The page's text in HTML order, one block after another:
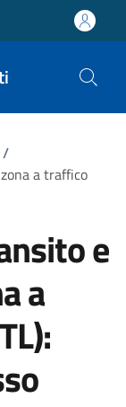
/
a traffico
e
a